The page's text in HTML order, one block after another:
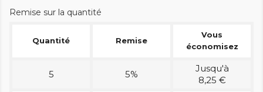
Remise sur la quantité
Quantité Remise
Vous
économisez
5 5%
Jusqu'à
8,25 €